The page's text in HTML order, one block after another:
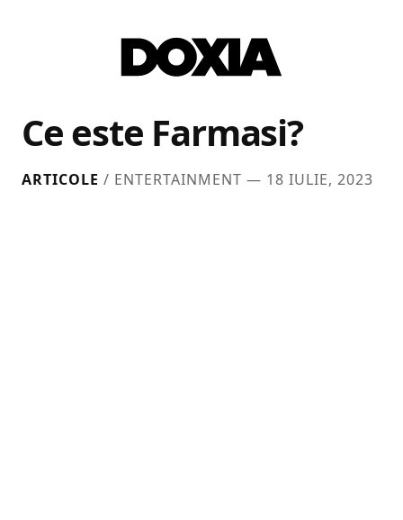
Ce este Farmasi?
ARTICOLE / ENTERTAINMENT — 18 IULIE, 2023